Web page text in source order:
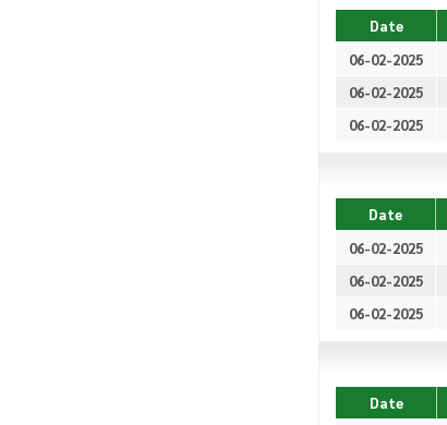
Date
06-02-2025
06-02-2025
06-02-2025
Date
06-02-2025
06-02-2025
06-02-2025
Date